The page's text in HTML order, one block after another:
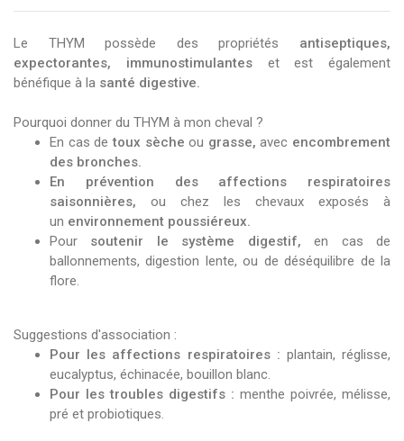
Le THYM possède des propriétés antiseptiques,
expectorantes, immunostimulanteset est également
bénéfique à la santé digestive.
Pourquoi donner du THYM à mon cheval ?
En cas detoux sècheou grasse,avec encombrement
des bronches.
En prévention des affections respiratoires
saisonnières, ou chez les chevaux exposés à
un environnement poussiéreux.
Pour soutenir le système digestif,en cas de
ballonnements, digestion lente, ou de déséquilibre de la
flore.
Suggestions d'association :
Pour les affections respiratoires : plantain, réglisse,
eucalyptus, échinacée, bouillon blanc.
Pour les troubles digestifs : menthe poivrée, mélisse,
pré et probiotiques.